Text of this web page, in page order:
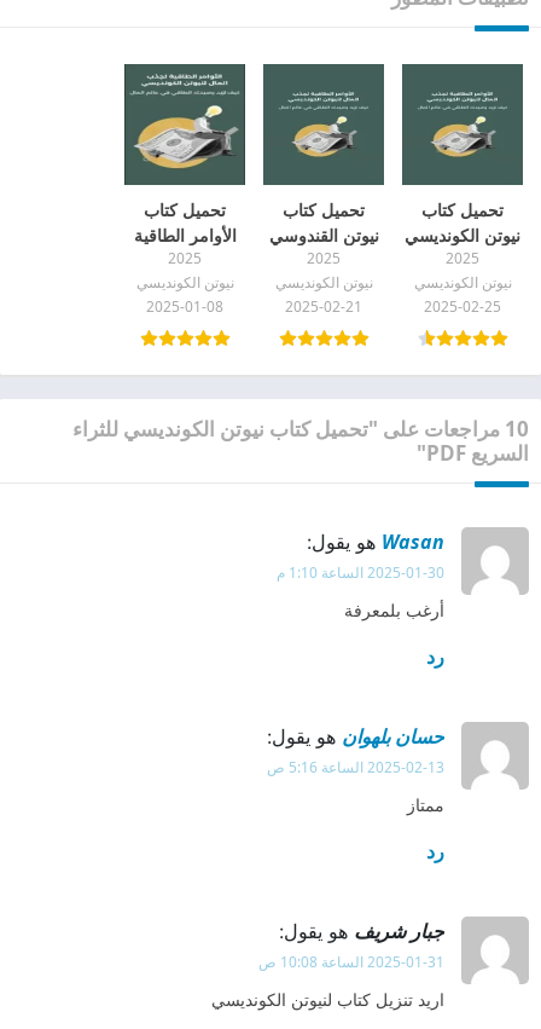
تحميل كتاب
نيوتن الكونديسي
الأوامر الطاقية
كامل مجانا pdf
2025
نيوتن الكونديسي
2025-02-25
تحميل كتاب
نيوتن القندوسي
الاوامر الطاقية
لجذب المال
والثراء pdf
2025
نيوتن الكونديسي
2025-02-21
تحميل كتاب
الأوامر الطاقية
لجذب المال
والثراء لنيوتن
الكونديسي PDF
2025
نيوتن الكونديسي
2025-01-08
10 مراجعات على "تحميل كتاب نيوتن الكونديسي للثراء
السريع PDF"
Wasan هو يقول:
2025-01-30 الساعة 1:10 م
أرغب بلمعرفة
رد
حسان بلهوان هو يقول:
2025-02-13 الساعة 5:16 ص
ممتاز
رد
جبار شريف هو يقول:
2025-01-31 الساعة 10:08 ص
اريد تنزيل كتاب لنيوتن الكونديسي